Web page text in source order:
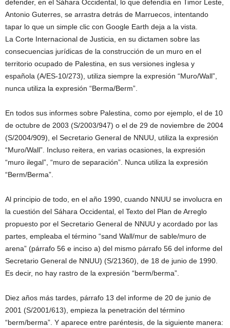
defender, en el Sáhara Occidental, lo que defendía en Timor Leste,
Antonio Guterres, se arrastra detrás de Marruecos, intentando
tapar lo que un simple clic con Google Earth deja a la vista.
La Corte Internacional de Justicia, en su dictamen sobre las
consecuencias jurídicas de la construcción de un muro en el
territorio ocupado de Palestina, en sus versiones inglesa y
española (A/ES-10/273), utiliza siempre la expresión “Muro/Wall”,
nunca utiliza la expresión “Berma/Berm”.
En todos sus informes sobre Palestina, como por ejemplo, el de 10
de octubre de 2003 (S/2003/947) o el de 29 de noviembre de 2004
(S/2004/909), el Secretario General de NNUU, utiliza la expresión
“Muro/Wall”. Incluso reitera, en varias ocasiones, la expresión
“muro ilegal”, “muro de separación”. Nunca utiliza la expresión
“Berm/Berma”.
Al principio de todo, en el año 1990, cuando NNUU se involucra en
la cuestión del Sáhara Occidental, el Texto del Plan de Arreglo
propuesto por el Secretario General de NNUU y acordado por las
partes, empleaba el término “sand Wall/mur de sable/muro de
arena” (párrafo 56 e inciso a) del mismo párrafo 56 del informe del
Secretario General de NNUU) (S/21360), de 18 de junio de 1990.
Es decir, no hay rastro de la expresión “berm/berma”.
Diez años más tardes, párrafo 13 del informe de 20 de junio de
2001 (S/2001/613), empieza la penetración del término
“berm/berma”. Y aparece entre paréntesis, de la siguiente manera: